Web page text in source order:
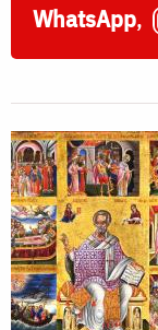
WhatsApp,